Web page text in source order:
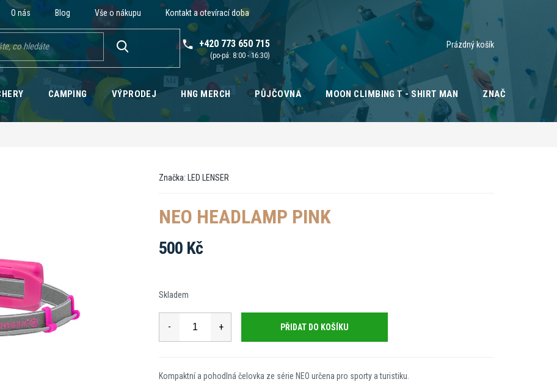
O nás Blog Vše o nákupu Kontakt a otevírací doba
+420 773 650 715
Nákupní
Prázdný košík
CAMPING VÝPRODEJ HNG MERCH PŮJČOVNA MOON CLIMBING T - SHIRT MAN ZNAČKY
Značka: LED LENSER
NEO HEADLAMP PINK
500 Kč
Skladem
PŘIDAT DO KOŠÍKU
Kompaktní a pohodlná čelovka ze série NEO určena pro sporty a turistiku.